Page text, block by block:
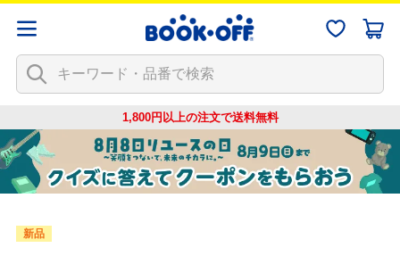
1,800円以上の注文で送料無料
新品